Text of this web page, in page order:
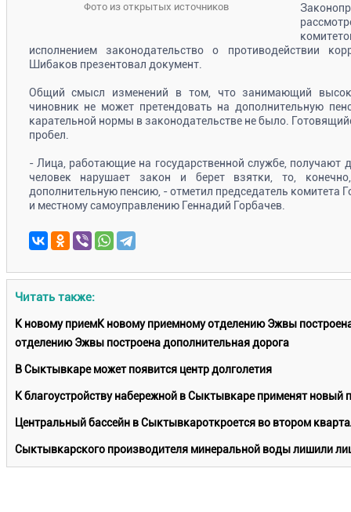
Фото из открытых источников
исполнением законодательство о противодействии
Шибаков презентовал документ.
Общий смысл изменений в том, что занимающий
чиновник не может претендовать на дополнительную
карательной нормы в законодательстве не было.
пробел.
- Лица, работающие на государственной службе, получают
человек нарушает закон и берет взятки, то,
дополнительную пенсию, - отметил председатель комитета
и местному самоуправлению Геннадий Горбачев.
Читать также:
К новому приемК новому приемному отделению Эжвы
отделению Эжвы построена дополнительная дорога
В Сыктывкаре может появится центр долголетия
К благоустройству набережной в Сыктывкаре применят новый
Центральный бассейн в Сыктывкароткроется во втором
Сыктывкарского производителя минеральной воды лишили